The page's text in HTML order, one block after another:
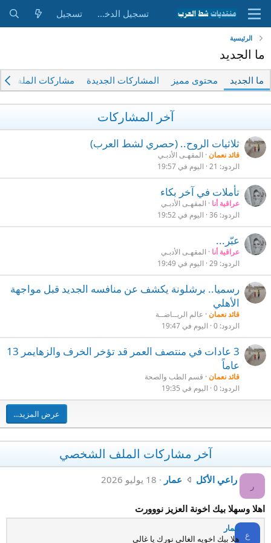
تسجيل الدخول تسجيل
الرئيسية
ما الجديد
ما الجديد محتوى مميز المشاركات الجديدة مشاركات الملفات
آخر المشاركات
ثلاثيات الروح.. (حصري لشط العرب)
قائد نعمان المقهـى الأدبـي
الردود 21 اليوم في 19:57
تأملات في آخر بكاء
عراقية أنا المقهـى الأدبـي
الردود 36 اليوم في 19:52
عبّر...
عراقية أنا المقهـى الأدبـي
الردود 29 اليوم في 19:49
رسميا.. برشلونة يكشف عن منافسه الجديد قبل مواجهة
الأهلي
قائد نعمان عالم الريــاضــة
الردود 0 اليوم في 19:47
3 عادات في منتصف العمر قد تؤخر الخرف والزهايمر 13
عاماً
قائد نعمان قسم الطب والصحة
الردود 0 اليوم في 19:35
عرض المزيد...
آخر مشاركات الملف الشخصي
ر
راعي الأكل عمار ك
ب
ر
18 يوليو 2026
اهلا وسهلا بيك اخونة العزيز نووورت
ع
عمار
هلا بيك اخويه الغالي نورك يا غالي